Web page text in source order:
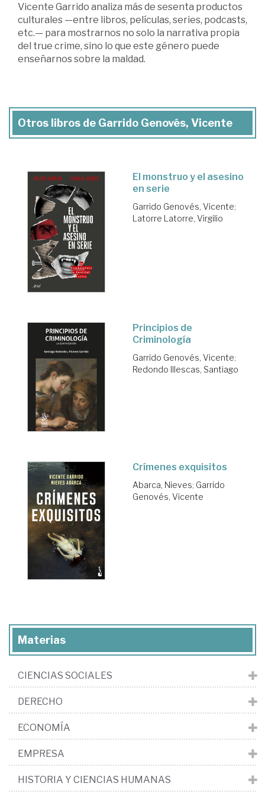
Vicente Garrido analiza más de sesenta productos
culturales —entre libros, películas, series, podcasts,
etc.— para mostrarnos no solo la narrativa propia
del true crime, sino lo que este género puede
enseñarnos sobre la maldad.
Otros libros de Garrido Genovés, Vicente
El monstruo y el asesino
en serie
Garrido Genovés, Vicente;
Latorre Latorre, Virgilio
Principios de
Criminología
Garrido Genovés, Vicente;
Redondo Illescas, Santiago
Crímenes exquisitos
Abarca, Nieves; Garrido
Genovés, Vicente
Materias
CIENCIAS SOCIALES
DERECHO
ECONOMÍA
EMPRESA
HISTORIA Y CIENCIAS HUMANAS